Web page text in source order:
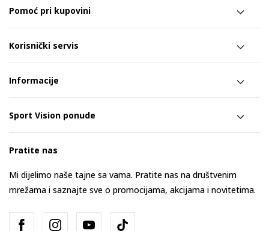
Pomoć pri kupovini
Korisnički servis
Informacije
Sport Vision ponude
Pratite nas
Mi dijelimo naše tajne sa vama. Pratite nas na društvenim
mrežama i saznajte sve o promocijama, akcijama i novitetima.